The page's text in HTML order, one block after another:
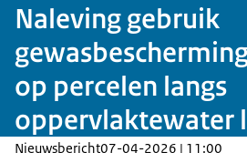
Naleving gebruik
op percelen langs
oppervlaktewater
Nieuwsbericht07-04-2026 | 11:00